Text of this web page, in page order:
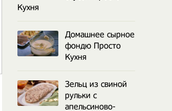
Кухня
Домашнее сырное
фондю Просто
Кухня
Зельц из свиной
рульки с
апельсиново-